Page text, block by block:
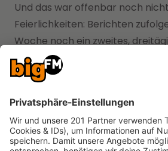
Und das war offenbar noch
Feierlichkeiten: Berichten
Woche noch ein zweites,
Hochzeitsevent in Palermo auf
der Gästeliste sollen unter
Simon Porte Jacquemus stehen.